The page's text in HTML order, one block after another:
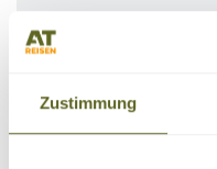
Zustimmung